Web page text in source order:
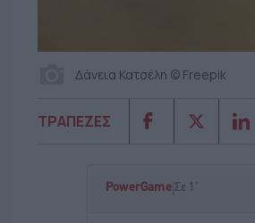
Δάνεια Κατσέλη © Freepik
ΤΡΑΠΕΖΕΣ
PowerGame| Σε 1'